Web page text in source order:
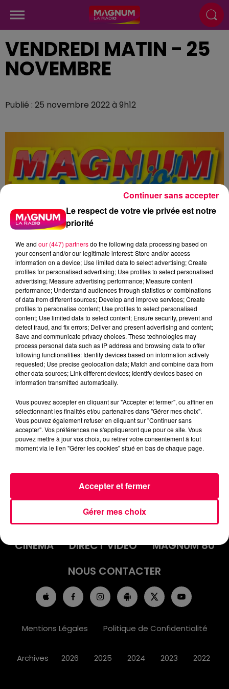
VENDREDI MATIN - 25
NOVEMBRE
Publié : 25 novembre 2022 à 9h12
Flash infos
Crédit :Flash infos
INFOS
AGENDA
JEUX
PODCASTS
CINÉMA
DIRECT VIDÉO
MAGNUM 80
NOUS CONTACTER
Mentions Légales Politique de Confidentialité
Archives 2026 2025 2024 2023 2022
Le respect de votre vie privée est notre
priorité
We and our (447) partnersdo the following data processing based on
your consent and/or our legitimate interest: Store and/or access
information on a device; Use limited data to select advertising; Create
profiles for personalised advertising; Use profiles to select personalised
advertising; Measure advertising performance; Measure content
performance; Understand audiences through statistics or combinations
of data from different sources; Develop and improve services; Create
profiles to personalise content; Use profiles to select personalised
content; Use limited data to select content; Ensure security, prevent and
detect fraud, and fix errors; Deliver and present advertising and content;
Save and communicate privacy choices. These technologies may
process personal data such as IP address and browsing data to offer
following functionalities: Identify devices based on information actively
requested; Use precise geolocation data; Match and combine data from
other data sources; Link different devices; Identify devices based on
information transmitted automatically.
Vous pouvez accepter en cliquant sur "Accepter et fermer", ou affiner en
sélectionnant les finalités et/ou partenaires dans "Gérer mes choix".
Vous pouvez également refuser en cliquant sur "Continuer sans
accepter". Vos préférences ne s'appliqueront que pour ce site. Vous
pouvez mettre à jour vos choix, ou retirer votre consentement à tout
moment via le lien "Gérer les cookies" situé en bas de chaque page.
Gérer mes choix
Accepter et fermer
Continuer sans accepter